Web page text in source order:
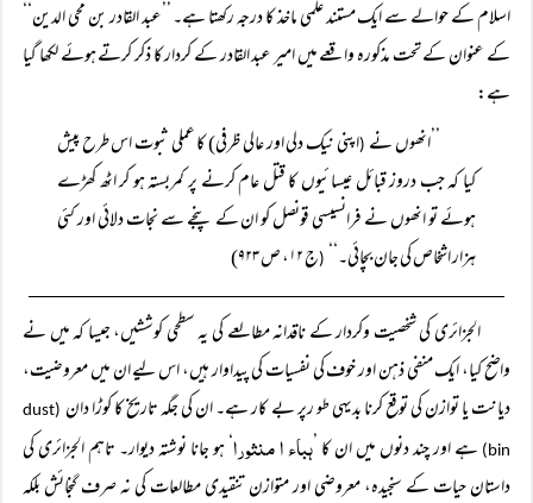
اسلام کے حوالے سے ایک مستند علمی ماخذ کا درجہ رکھتا ہے۔ ’’عبد القادر بن محی الدین‘‘
کے عنوان کے تحت مذکورہ واقعے میں امیر عبد القادر کے کردار کا ذکر کرتے ہوئے لکھا گیا
ہے:
’’انھوں نے (اپنی نیک دلی اور عالی ظرفی) کا عملی ثبوت اس طرح پیش
کیا کہ جب دروز قبائل عیسائیوں کا قتل عام کرنے پر کمربستہ ہو کر اٹھ کھڑے
ہوئے تو انھوں نے فرانسیسی قونصل کو ان کے پنجے سے نجات دلائی اور کئی
ہزار اشخاص کی جان بچائی۔‘‘
(ج ۱۲، ص ۹۲۳)
الجزائری کی شخصیت وکردار کے ناقدانہ مطالعے کی یہ سطحی کوششیں، جیسا کہ میں نے
واضح کیا، ایک منفی ذہن اور خوف کی نفسیات کی پیداوار ہیں، اس لیے ان میں معروضیت،
دیانت یا توازن کی توقع کرنا بدیہی طو رپر بے کار ہے۔ ان کی جگہ تاریخ کا کوڑا دان
(dust
bin) ہے اور چند دنوں میں ان کا ’ ہباء ا منثورا‘ ہو جانا نوشتہ دیوار۔ تاہم الجزائری کی
داستان حیات کے سنجیدہ، معروضی اور متوازن تنقیدی مطالعات کی نہ صرف گنجائش بلکہ